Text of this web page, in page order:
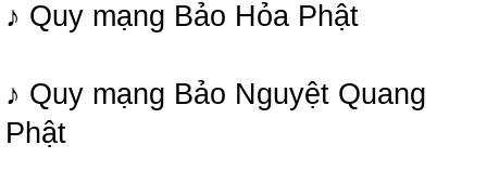
♪ Quy mạng Bảo Hỏa Phật
♪ Quy mạng Bảo Nguyệt Quang
Phật